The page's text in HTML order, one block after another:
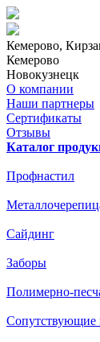
Кемерово,
Кемерово
Новокузнецк
О компании
Наши партнеры
Сертификаты
Отзывы
Каталог
Профнастил
Сайдинг
Заборы
Полимерно-
Сопутствующие